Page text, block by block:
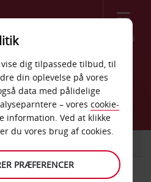
Menu
dig tilpassede tilbud, til
din oplevelse på vores
data med pålidelige
– vores cookie-
information. Ved at klikke
du vores brug af cookies.
PRÆFERENCER